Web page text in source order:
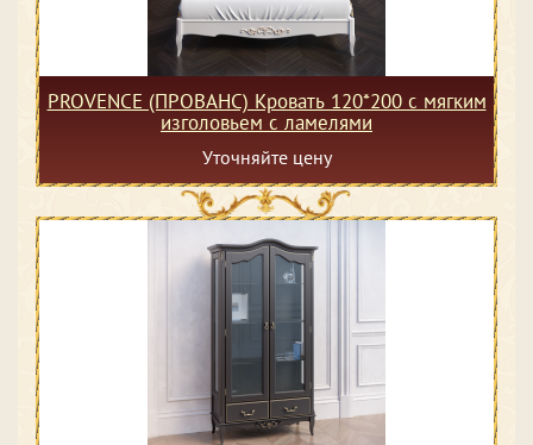
PROVENCE (ПРОВАНС) Кровать 120*200 с мягким
изголовьем с ламелями
Уточняйте цену